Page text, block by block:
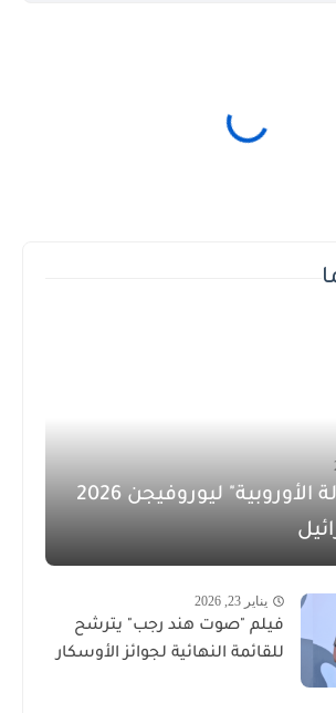
إلغاء "الجولة الأوروبية" ليوروفيجن 2026
يناير 23, 2026
فيلم "صوت هند رجب" يترشح
للقائمة النهائية لجوائز الأوسكار